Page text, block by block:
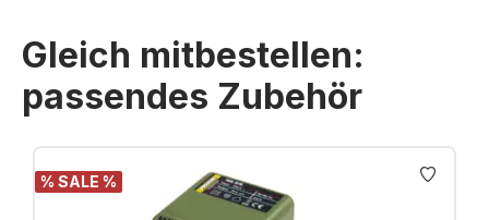
Gleich mitbestellen:
passendes Zubehör
Produktgalerie überspringen
% SALE %